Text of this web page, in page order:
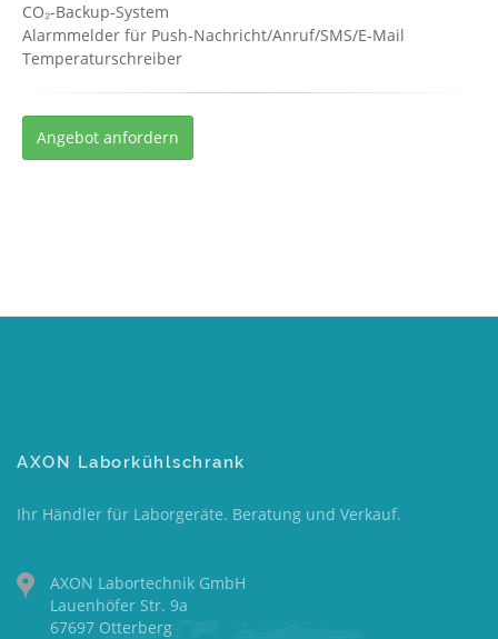
CO₂-Backup-System
Alarmmelder für Push-Nachricht/Anruf/SMS/E-Mail
Temperaturschreiber
Angebot anfordern
AXON Laborkühlschrank
Ihr Händler für Laborgeräte. Beratung und Verkauf.
AXON Labortechnik GmbH
Lauenhöfer Str. 9a
67697 Otterberg